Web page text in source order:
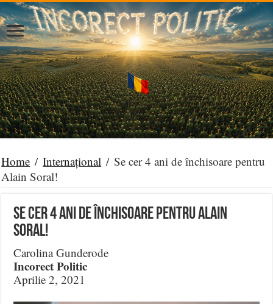
Home / Internațional / Se cer 4 ani de închisoare pentru
Alain Soral!
Se cer 4 ani de închisoare pentru Alain
Soral!
Carolina Gunderode
Incorect Politic
Aprilie 2, 2021